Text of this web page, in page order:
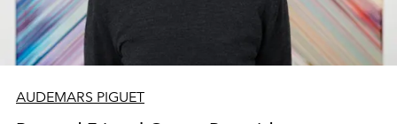
AUDEMARS PIGUET